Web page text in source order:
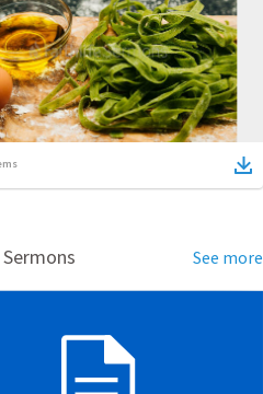
See more